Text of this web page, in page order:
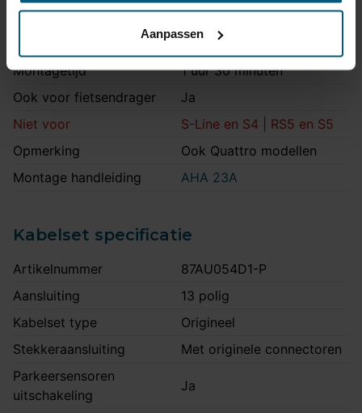
Aanpassen
Bumperuitsnede
Ja
Montagetijd
1 uur 30 minuten
Ook voor fietsendrager
Ja
Niet voor
S-Line en S4 | RS5 en S5
Opmerking
Ook Quattro modellen
Montage handleiding
AHA 23A
Kabelset specificatie
Artikelnummer
87AU054D1-P
Aansluiting
13 polig
Kabelset type
Origineel
Stekkeraansluiting
Met originele connectoren
Parkeersensoren
uitschakeling
Ja